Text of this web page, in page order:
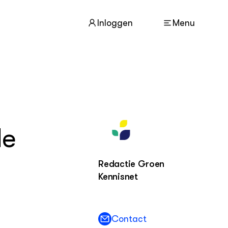
Inloggen Menu
Leermateriaal op niveau
Redactie Groen
Kennisnet
Contact